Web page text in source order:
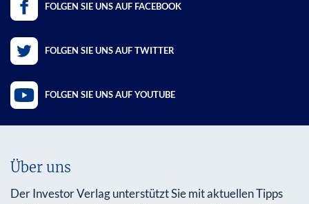
FOLGEN SIE UNS AUF FACEBOOK
FOLGEN SIE UNS AUF TWITTER
FOLGEN SIE UNS AUF YOUTUBE
Über uns
Der Investor Verlag unterstützt Sie mit aktuellen Tipps